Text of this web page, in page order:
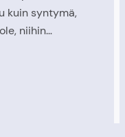
kuin syntymä,
niihin…